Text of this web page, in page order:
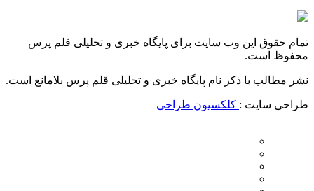
تمام حقوق این وب سایت برای پایگاه خبری و تحلیلی قلم پرس
محفوظ است.
نشر مطالب با ذکر نام پایگاه خبری و تحلیلی قلم پرس بلامانع است.
طراحی سایت : کلکسیون طراحی